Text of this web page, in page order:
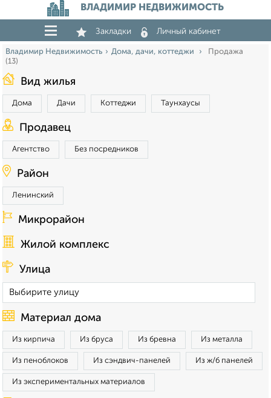
ВЛАДИМИР НЕДВИЖИМОСТЬ
Закладки Личный кабинет
Владимир Недвижимость Дома, дачи, коттеджи
Продажа
(13)
Вид жилья
Дома Дачи Коттеджи Таунхаусы
Продавец
Агентство Без посредников
Район
Ленинский
Микрорайон
Жилой комплекс
Улица
Материал дома
Из кирпича Из бруса Из бревна Из металла
Из пеноблоков Из сэндвич-панелей Из ж/б панелей
Из экспериментальных материалов